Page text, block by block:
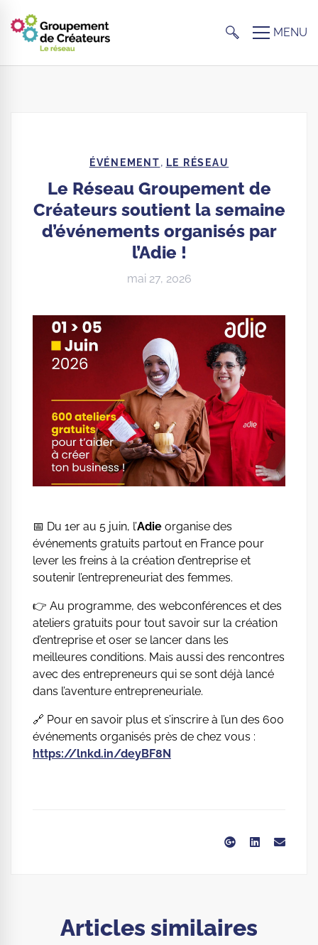
ÉVÉNEMENT, LE RÉSEAU
Le Réseau Groupement de
Créateurs soutient la semaine
d’événements organisés par
l’Adie !
mai 27, 2026
📅 Du 1er au 5 juin, l’Adie organise des
événements gratuits partout en France pour
lever les freins à la création d’entreprise et
soutenir l’entrepreneuriat des femmes.
👉 Au programme, des webconférences et des
ateliers gratuits pour tout savoir sur la création
d’entreprise et oser se lancer dans les
meilleures conditions. Mais aussi des rencontres
avec des entrepreneurs qui se sont déjà lancé
dans l’aventure entrepreneuriale.
🔗 Pour en savoir plus et s’inscrire à l’un des 600
événements organisés près de chez vous :
https://lnkd.in/deyBF8N
Articles similaires